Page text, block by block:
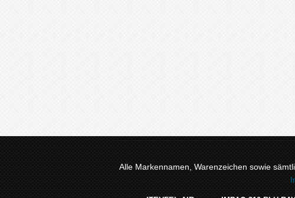
Alle Markennamen, Warenzeichen sowie